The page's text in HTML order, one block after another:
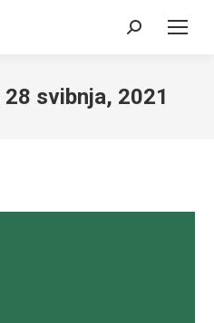
Search:
28 svibnja, 2021